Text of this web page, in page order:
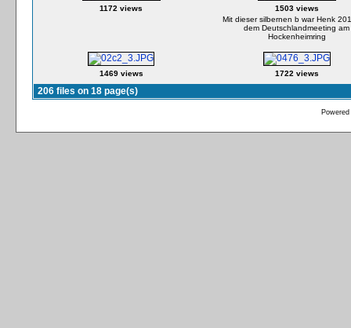
1172 views
1503 views
Mit dieser silbernen b war Henk
dem Deutschlandmeeting am
Hockenheimring
1469 views 1722 views
206 files on 18 page(s)